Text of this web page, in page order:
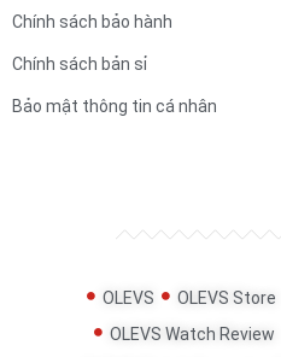
Chính sách bảo hành
Chính sách bản sỉ
Bảo mật thông tin cá nhân
OLEVS OLEVS Store
OLEVS Watch Review